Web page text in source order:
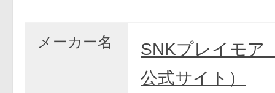
メーカー名
SNKプレイモア
公式サイト）